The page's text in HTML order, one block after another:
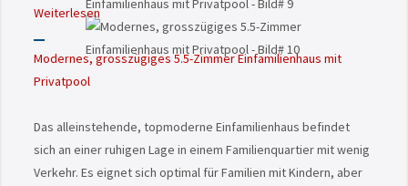
Weiterlesen
Modernes, grosszügiges 5.5-Zimmer Einfamilienhaus mit
Privatpool
Das alleinstehende, topmoderne Einfamilienhaus befindet
sich an einer ruhigen Lage in einem Familienquartier mit wenig
Verkehr. Es eignet sich optimal für Familien mit Kindern, aber